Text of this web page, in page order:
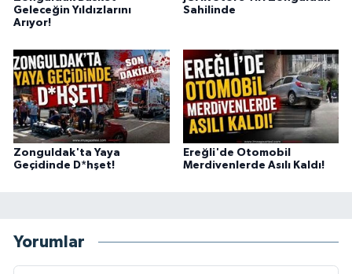
Geleceğin Yıldızlarını
Arıyor!
Sahilinde
Zonguldak'ta Yaya
Geçidinde D*hşet!
Ereğli'de Otomobil
Merdivenlerde Asılı Kaldı!
Yorumlar